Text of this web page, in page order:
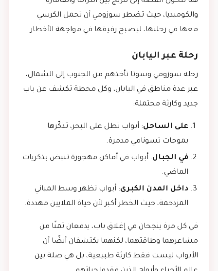
والكوميديا، حيث تضطر سوزومي أن تحمل الكرسي
معها في رحلتها، ليصبح رفيقها في مواجهة الأخطار
رحلة عبر اليابان
رحلة سوزومي وسوتا تأخذهم من الجنوب إلى الشمال،
عبر عدة مناطق في اليابان، وكل محطة تكشف عن باب
جديد وكارثة محتملة:
على الساحل: أبواب تطل على البحر، تذكّرها
بموجات تسونامي مدمرة.
في الجبال: أبواب في أماكن مهجورة تنبض بذكريات
الماضي.
داخل المدن الكبرى: أبواب تظهر وسط المباني
المزدحمة، حيث الخطر أكبر لأن حياة الملايين مهددة.
في كل مرة ينجحان في إغلاق باب، يدفعان ثمنًا من
مشاعرهما وطاقتهما، لكنهما يكتشفان أيضًا أن
الأبواب ليست فقط كارثة طبيعية، بل هي صلة بين